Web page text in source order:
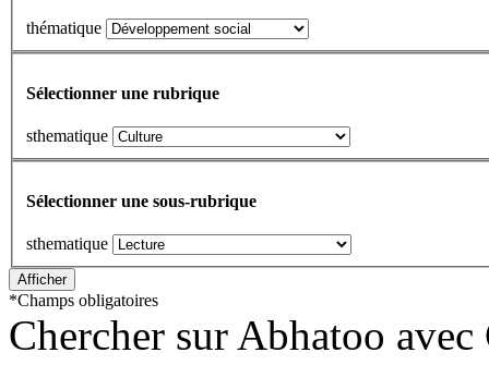
thématique
Sélectionner une rubrique
sthematique
Sélectionner une sous-rubrique
sthematique
*Champs obligatoires
Chercher sur Abhatoo